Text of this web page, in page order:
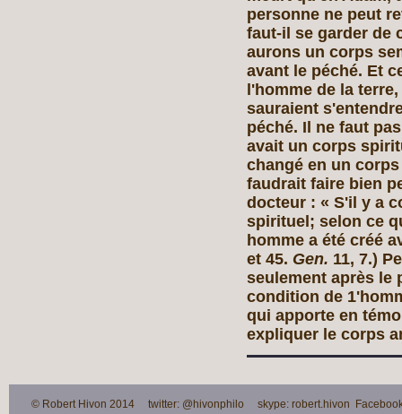
personne ne peut
faut‑il se garder de
aurons un corps
avant le péché. Et
l'homme de la
sauraient
péché. Il ne faut
avait un corps
changé en un
faudrait faire bien
docteur : « S'il y a
spirituel; selon ce
homme a été créé
et 45. Gen. 11, 7.)
seulement après le
condition de
qui apporte en
expliquer le corps
© Robert Hivon 2014 twitter: @hivonphilo skype: robert.hivon